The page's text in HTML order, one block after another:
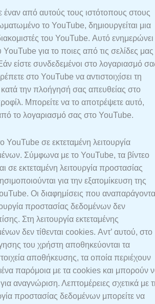
έναν από αυτούς τους ιστότοπους στους
το YouTube, δημιουργείται μια
του YouTube. Αυτό ενημερώνει
YouTube για το ποιες από τις σελίδες μας
είστε συνδεδεμένοι στο λογαριασμό
στο YouTube να αντιστοιχίσει τη
την πλοήγησή σας απευθείας στο
Μπορείτε να το αποτρέψετε αυτό,
το λογαριασμό σας στο YouTube.
YouTube σε εκτεταμένη λειτουργία
Σύμφωνα με το YouTube, τα βίντεο
σε εκτεταμένη λειτουργία προστασίας
για την εξατομίκευση της
Οι διαφημίσεις που
προστασίας δεδομένων δεν
Στη λειτουργία εκτεταμένης
δεν τίθενται cookies. Αντ’ αυτού, στο
του χρήστη αποθηκεύονται τα
αποθήκευσης, τα οποία περιέχουν
παρόμοια με τα cookies και μπορούν
αναγνώριση. Λεπτομέρειες σχετικά με
προστασίας δεδομένων μπορείτε να